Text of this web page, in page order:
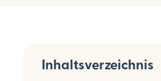
Inhaltsverzeichnis